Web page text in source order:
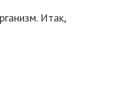
Итак,